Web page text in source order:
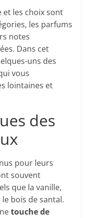
et les choix sont
les parfums
notes
Dans cet
uns des
vous
lointaines et
des
pour leurs
souvent
que la vanille,
bois de santal.
touche de